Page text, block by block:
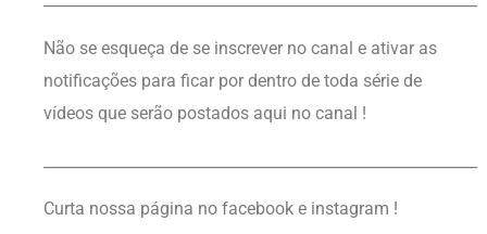
Não se esqueça de se inscrever no canal e ativar as
notificações para ficar por dentro de toda série de
vídeos que serão postados aqui no canal !
Curta nossa página no facebook e instagram !